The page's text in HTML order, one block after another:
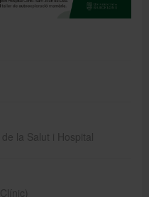
la Salut i Hospital